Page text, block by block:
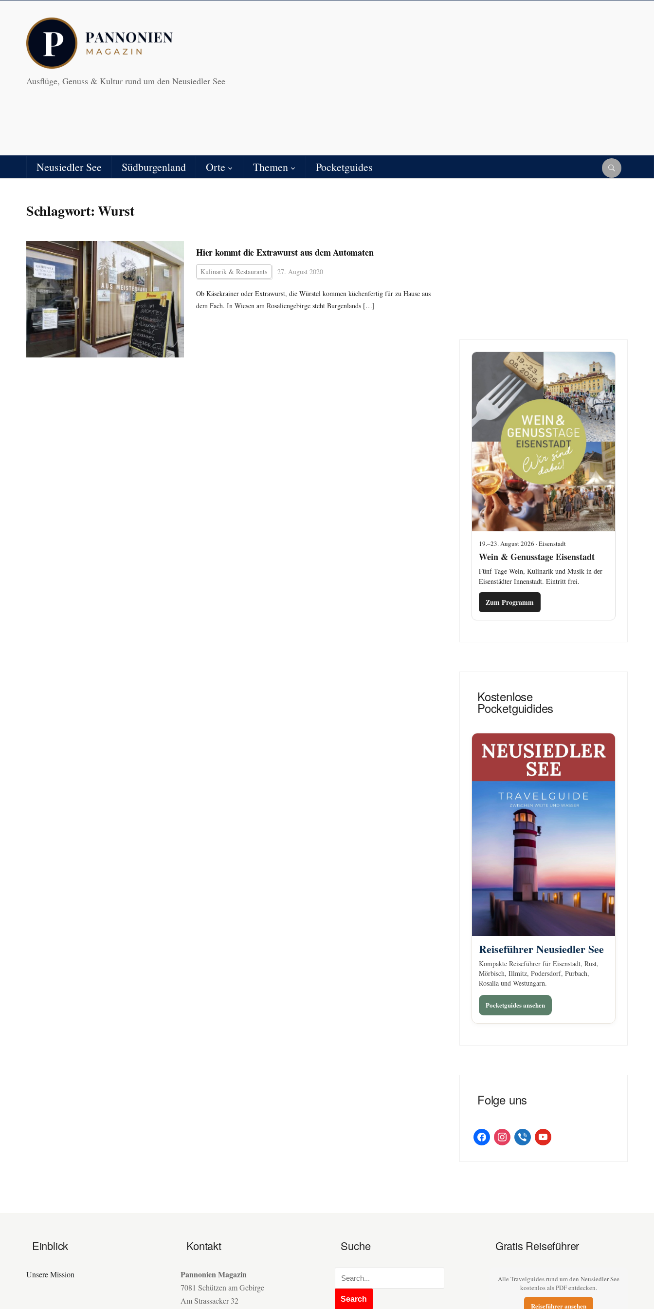
Ausflüge, Genuss & Kultur rund um den Neusiedler See
Neusiedler See Südburgenland Orte Themen Pocketguides
Schlagwort:Wurst
Hier kommt die Extrawurst aus dem Automaten
Kulinarik & Restaurants 27. August 2020
Ob Käsekrainer oder Extrawurst, die Würstel kommen küchenfertig für zu Hause aus
dem Fach. In Wiesen am Rosaliengebirge steht Burgenlands […]
19.–23. August 2026 · Eisenstadt
Wein & Genusstage Eisenstadt
Fünf Tage Wein, Kulinarik und Musik in der
Eisenstädter Innenstadt. Eintritt frei.
Zum Programm
Kostenlose
Pocketguidides
Reiseführer Neusiedler See
Kompakte Reiseführer für Eisenstadt, Rust,
Mörbisch, Illmitz, Podersdorf, Purbach,
Rosalia und Westungarn.
Pocketguides ansehen
Folge uns
facebookinstagramviber youtube
Einblick
Unsere Mission
Kontakt
Pannonien Magazin
7081 Schützen am Gebirge
Am Strassacker 32
Suche Gratis Reiseführer
Alle Travelguides rund um den Neusiedler See
kostenlos als PDF entdecken.
Reiseführer ansehen